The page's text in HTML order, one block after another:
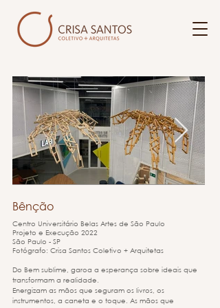
Bênção
Centro Universitário Belas Artes de São Paulo
Projeto e Execução 2022
São Paulo - SP
Fotógrafo: Crisa Santos Coletivo + Arquitetas
Do Bem sublime, garoa a esperança sobre ideais que
transformam a realidade.
Energizam as mãos que seguram os livros, os
instrumentos, a caneta e o toque. As mãos que